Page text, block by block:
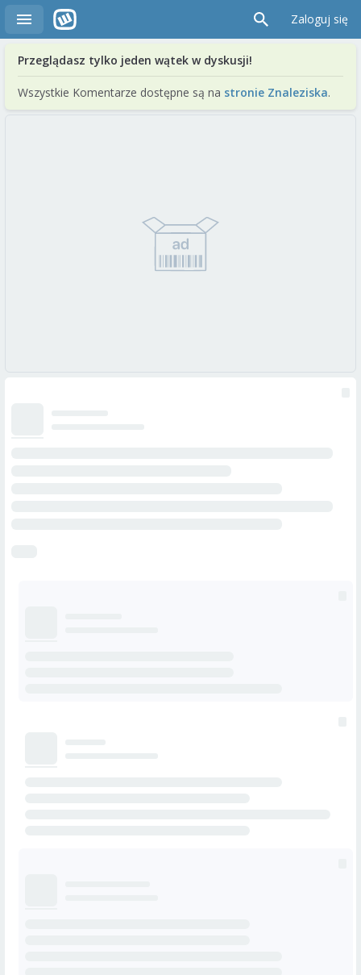
Zaloguj się
Przeglądasz tylko jeden wątek w dyskusji!
Wszystkie Komentarze dostępne są na stronie Znaleziska.